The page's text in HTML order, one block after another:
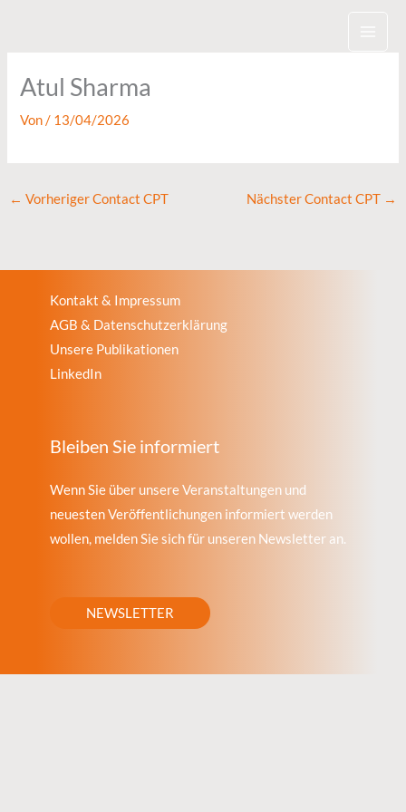
Atul Sharma
Von/ 13/04/2026
← Vorheriger Contact CPT Nächster Contact CPT →
Kontakt & Impressum
AGB & Datenschutzerklärung
Unsere Publikationen
LinkedIn
Bleiben Sie informiert
Wenn Sie über unsere Veranstaltungen und
neuesten Veröffentlichungen informiert werden
wollen, melden Sie sich für unseren Newsletter an.
NEWSLETTER